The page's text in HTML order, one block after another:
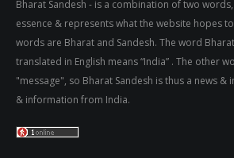
Bharat Sandesh - is a combination of two
essence & represents what the website hopes
words are Bharat and Sandesh. The word
translated in English means “India” . The other
"message", so Bharat Sandesh is thus a news
& information from India.